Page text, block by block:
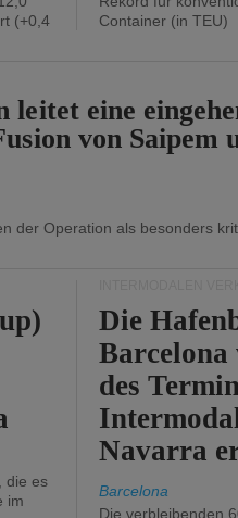
(+0,4
Container (in TEU)
leitet eine
von Saipem
der Operation als besonders
die es
im
Die
des
Navarra
Barcelona
Die verbleibenden